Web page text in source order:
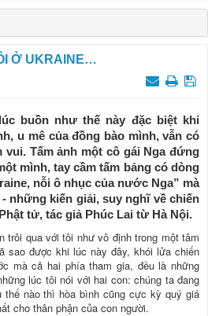
Ở UKRAINE…
buồn như thế này đặc biệt khi
u mê của đồng bào mình, vẫn có
vui. Tấm ảnh một cô gái Nga đứng
mình, tay cầm tấm bảng có dòng
nỗi ô nhục của nước Nga” mà
những kiến giải, suy nghĩ về chiến
tử, tác giả Phúc Lai từ Hà Nội.
trôi qua với tôi như vô định trong một tâm
sao được khi lúc này đây, khói lửa chiến
mà cả hai phía tham gia, đều là những
lúc tôi nói với hai con: chúng ta đang
thế nào thì hòa bình cũng cực kỳ quý giá
cho thân phận của con người.